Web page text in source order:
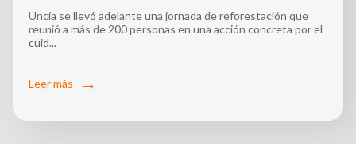
Uncía se llevó adelante una jornada de reforestación que
reunió a más de 200 personas en una acción concreta por el
cuid...
Leer más